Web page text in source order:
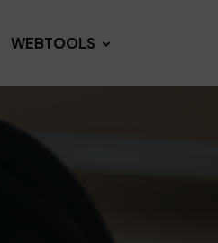
WEBTOOLS